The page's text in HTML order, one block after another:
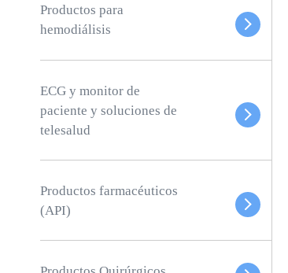
Productos para
hemodiálisis
ECG y monitor de
paciente y soluciones de
telesalud
Productos farmacéuticos
(API)